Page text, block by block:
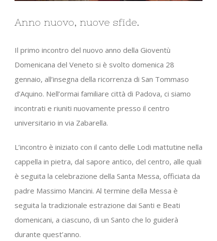
Anno nuovo, nuove sfide.
Il primo incontro del nuovo anno della Gioventù
Domenicana del Veneto si è svolto domenica 28
gennaio, all’insegna della ricorrenza di San Tommaso
d’Aquino. Nell’ormai familiare città di Padova, ci siamo
incontrati e riuniti nuovamente presso il centro
universitario in via Zabarella.
L’incontro è iniziato con il canto delle Lodi mattutine nella
cappella in pietra, dal sapore antico, del centro, alle quali
è seguita la celebrazione della Santa Messa, officiata da
padre Massimo Mancini. Al termine della Messa è
seguita la tradizionale estrazione dai Santi e Beati
domenicani, a ciascuno, di un Santo che lo guiderà
durante quest’anno.